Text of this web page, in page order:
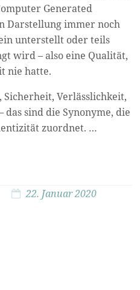
Generated
Darstellung immer noch
unterstellt oder teils
wird – also eine Qualität,
nie hatte.
Verlässlichkeit,
sind die Synonyme, die
zuordnet. …
22. Januar 2020